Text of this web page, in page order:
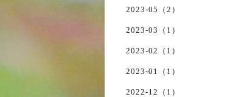
2023-05（2）
2023-03（1）
2023-02（1）
2023-01（1）
2022-12（1）